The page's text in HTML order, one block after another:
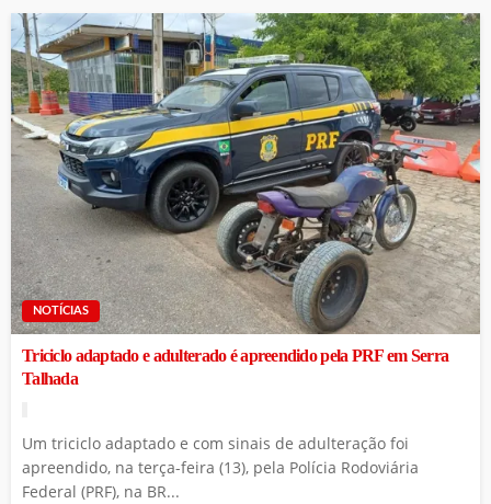
NOTÍCIAS
Triciclo adaptado e adulterado é apreendido pela PRF em Serra
Talhada
Um triciclo adaptado e com sinais de adulteração foi
apreendido, na terça-feira (13), pela Polícia Rodoviária
Federal (PRF), na BR...